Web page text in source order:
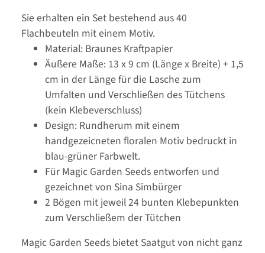
Sie erhalten ein Set bestehend aus 40
Flachbeuteln mit einem Motiv.
Material: Braunes Kraftpapier
Äußere Maße: 13 x 9 cm (Länge x Breite) + 1,5
cm in der Länge für die Lasche zum
Umfalten und Verschließen des Tütchens
(kein Klebeverschluss)
Design: Rundherum mit einem
handgezeicneten floralen Motiv bedruckt in
blau-grüner Farbwelt.
Für Magic Garden Seeds entworfen und
gezeichnet von Sina Simbürger
2 Bögen mit jeweil 24 bunten Klebepunkten
zum Verschließem der Tütchen
Magic Garden Seeds bietet Saatgut von nicht ganz